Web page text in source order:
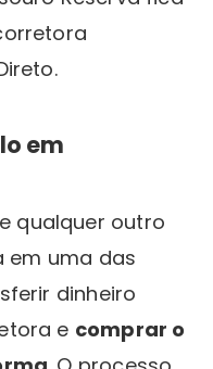
em
qualquer outro
em uma das
dinheiro
e comprar o